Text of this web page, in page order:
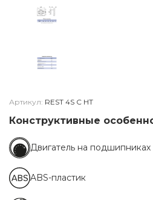
Артикул: REST 4S C HT
Конструктивные
Двигатель на подшипниках
ABS-пластик